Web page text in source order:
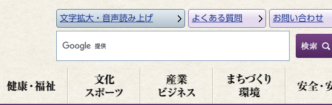
文字拡大・音声読み上げ よくある質問 お問い合わせ